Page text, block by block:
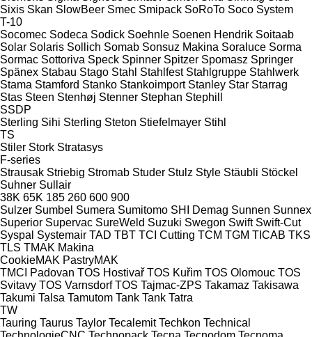
Sixis Skan SlowBeer Smec Smipack SoRoTo Soco System
T-10
Socomec Sodeca Sodick Soehnle Soenen Hendrik Soitaab
Solar Solaris Sollich Somab Sonsuz Makina Soraluce Sorma
Sormac Sottoriva Speck Spinner Spitzer Spomasz Springer
Spänex Stabau Stago Stahl Stahlfest Stahlgruppe Stahlwerk
Stama Stamford Stanko Stankoimport Stanley Star Starrag
Stas Steen Stenhøj Stenner Stephan Stephill
SSDP
Sterling Sihi Sterling Steton Stiefelmayer Stihl
TS
Stiler Stork Stratasys
F-series
Strausak Striebig Stromab Studer Stulz Style Stäubli Stöckel
Suhner Sullair
38K 65K 185 260 600 900
Sulzer Sumbel Sumera Sumitomo SHI Demag Sunnen Sunnex
Superior Supervac SureWeld Suzuki Swegon Swift Swift-Cut
Syspal Systemair TAD TBT TCI Cutting TCM TGM TICAB TKS
TLS TMAK Makina
CookieMAK PastryMAK
TMCI Padovan TOS Hostivař TOS Kuřim TOS Olomouc TOS
Svitavy TOS Varnsdorf TOS Tajmac-ZPS Takamaz Takisawa
Takumi Talsa Tamutom Tank Tank Tatra
TW
Tauring Taurus Taylor Tecalemit Techkon Technical